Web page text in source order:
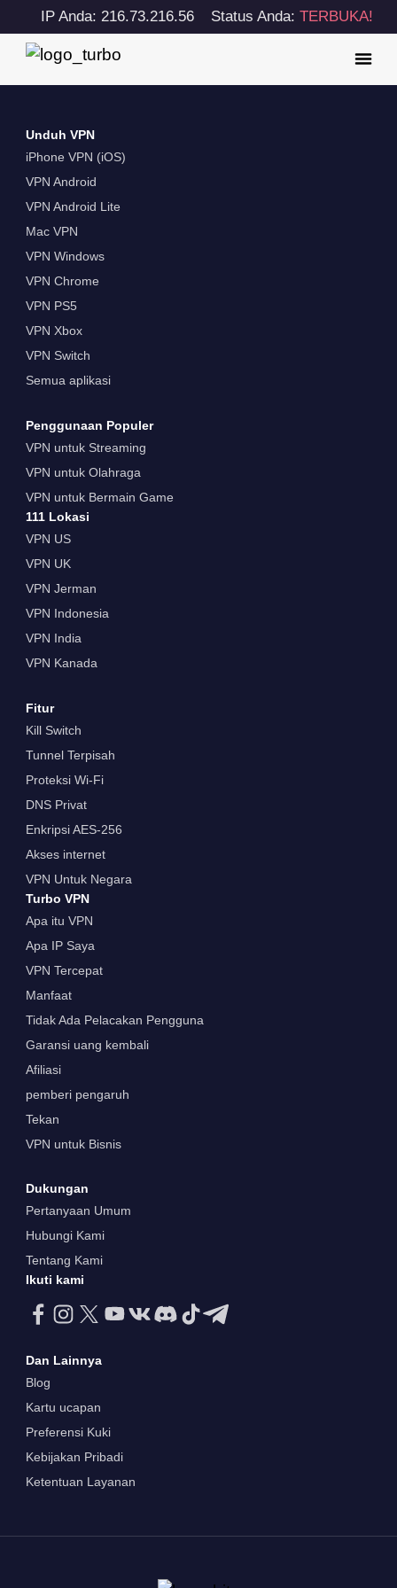
IP Anda: 216.73.216.56 Status Anda:TERBUKA!
Unduh VPN
iPhone VPN (iOS)
VPN Android
VPN Android Lite
Mac VPN
VPN Windows
VPN Chrome
VPN PS5
VPN Xbox
VPN Switch
Semua aplikasi
Penggunaan Populer
VPN untuk Streaming
VPN untuk Olahraga
VPN untuk Bermain Game
111 Lokasi
VPN US
VPN UK
VPN Jerman
VPN Indonesia
VPN India
VPN Kanada
Fitur
Kill Switch
Tunnel Terpisah
Proteksi Wi-Fi
DNS Privat
Enkripsi AES-256
Akses internet
VPN Untuk Negara
Turbo VPN
Apa itu VPN
Apa IP Saya
VPN Tercepat
Manfaat
Tidak Ada Pelacakan Pengguna
Garansi uang kembali
Afiliasi
pemberi pengaruh
Tekan
VPN untuk Bisnis
Dukungan
Pertanyaan Umum
Hubungi Kami
Tentang Kami
Ikuti kami
Dan Lainnya
Blog
Kartu ucapan
Preferensi Kuki
Kebijakan Pribadi
Ketentuan Layanan